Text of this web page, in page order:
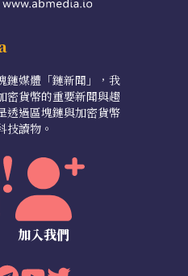
鏈媒體「鏈新聞」，我
密貨幣的重要新聞與趨
透過區塊鏈與加密貨幣
技讀物。
加入我們